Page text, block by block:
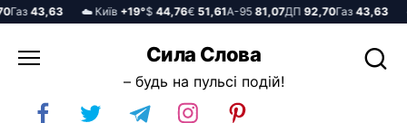
43,63 ☁️ Київ+19°$44,76€51,61А-9581,07ДП92,70Газ43,63 ☁️
до
Сила Слова
– будь на пульсі подій!